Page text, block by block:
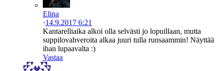
Elina
·14.9.2017 6:21
Kantarelliaika alkoi olla selvästi jo lopuillaan, mutta
suppilovahveroita alkaa juuri tulla runsaammin! Näyttää
ihan lupaavalta :)
Vastaa